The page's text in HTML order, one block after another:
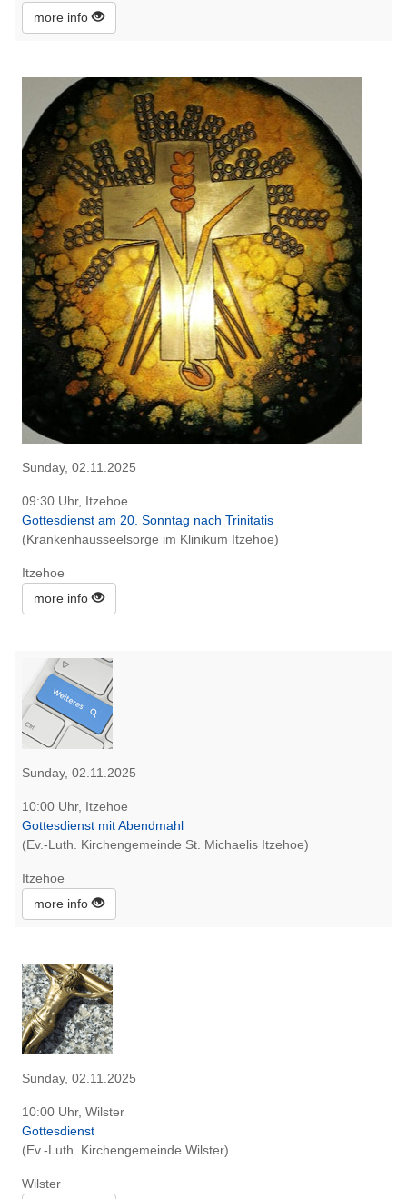
more info
Sunday, 02.11.2025
09:30 Uhr, Itzehoe
Gottesdienst am 20. Sonntag nach Trinitatis
(Krankenhausseelsorge im Klinikum Itzehoe)
Itzehoe
more info
Sunday, 02.11.2025
10:00 Uhr, Itzehoe
Gottesdienst mit Abendmahl
(Ev.-Luth. Kirchengemeinde St. Michaelis Itzehoe)
Itzehoe
more info
Sunday, 02.11.2025
10:00 Uhr, Wilster
Gottesdienst
(Ev.-Luth. Kirchengemeinde Wilster)
Wilster